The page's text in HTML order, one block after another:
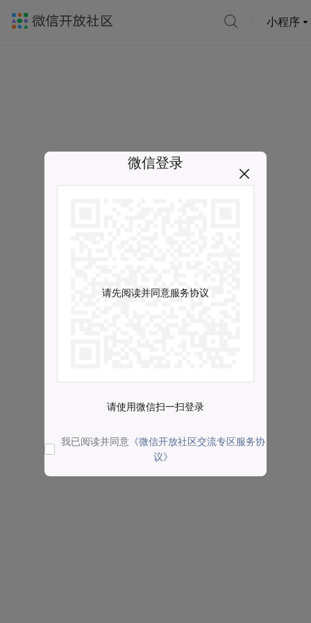
小程序
微信登录
请先阅读并同意服务协议
请使用微信扫一扫登录
我已阅读并同意 《微信开放社区交流专区服务协
议》